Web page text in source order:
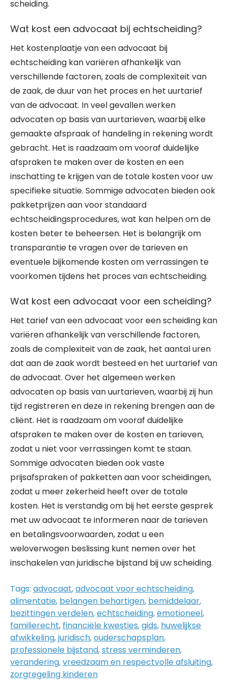
scheiding.
Wat kost een advocaat bij echtscheiding?
Het kostenplaatje van een advocaat bij
echtscheiding kan variëren afhankelijk van
verschillende factoren, zoals de complexiteit van
de zaak, de duur van het proces en het uurtarief
van de advocaat. In veel gevallen werken
advocaten op basis van uurtarieven, waarbij elke
gemaakte afspraak of handeling in rekening wordt
gebracht. Het is raadzaam om vooraf duidelijke
afspraken te maken over de kosten en een
inschatting te krijgen van de totale kosten voor uw
specifieke situatie. Sommige advocaten bieden ook
pakketprijzen aan voor standaard
echtscheidingsprocedures, wat kan helpen om de
kosten beter te beheersen. Het is belangrijk om
transparantie te vragen over de tarieven en
eventuele bijkomende kosten om verrassingen te
voorkomen tijdens het proces van echtscheiding.
Wat kost een advocaat voor een scheiding?
Het tarief van een advocaat voor een scheiding kan
variëren afhankelijk van verschillende factoren,
zoals de complexiteit van de zaak, het aantal uren
dat aan de zaak wordt besteed en het uurtarief van
de advocaat. Over het algemeen werken
advocaten op basis van uurtarieven, waarbij zij hun
tijd registreren en deze in rekening brengen aan de
cliënt. Het is raadzaam om vooraf duidelijke
afspraken te maken over de kosten en tarieven,
zodat u niet voor verrassingen komt te staan.
Sommige advocaten bieden ook vaste
prijsafspraken of pakketten aan voor scheidingen,
zodat u meer zekerheid heeft over de totale
kosten. Het is verstandig om bij het eerste gesprek
met uw advocaat te informeren naar de tarieven
en betalingsvoorwaarden, zodat u een
weloverwogen beslissing kunt nemen over het
inschakelen van juridische bijstand bij uw scheiding.
Tags: advocaat,advocaat voor echtscheiding,
alimentatie, belangen behartigen, bemiddelaar,
bezittingen verdelen,echtscheiding,emotioneel,
familierecht, financiële kwesties,gids, huwelijkse
afwikkeling,juridisch,ouderschapsplan,
professionele bijstand,stress verminderen,
verandering,vreedzaam en respectvolle afsluiting,
zorgregeling kinderen